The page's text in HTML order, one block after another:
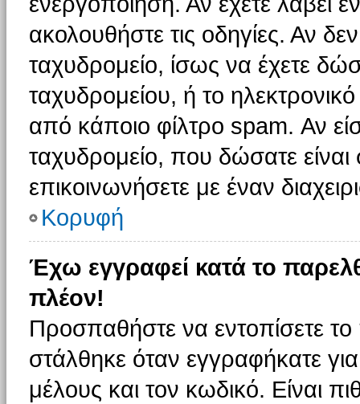
ακολουθήστε τις οδηγίες. Αν
ταχυδρομείο, ίσως να έχετε
ταχυδρομείου, ή το
από κάποιο φίλτρο spam. Αν
ταχυδρομείο, που δώσατε
επικοινωνήσετε με έναν
Κορυφή
Έχω εγγραφεί κατά το
πλέον!
Προσπαθήστε να εντοπίσετε
στάλθηκε όταν εγγραφήκατε
μέλους και τον κωδικό. Είναι